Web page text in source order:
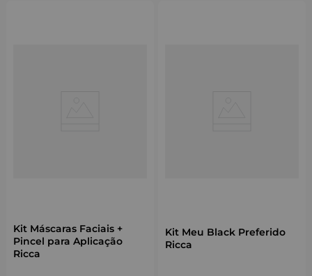
Kit Máscaras Faciais +
Pincel para Aplicação
Ricca
Kit Meu Black Preferido
Ricca